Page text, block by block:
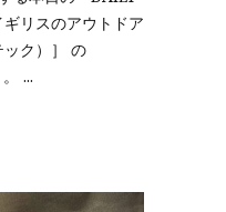
リスのアウトドア
ク）］ の